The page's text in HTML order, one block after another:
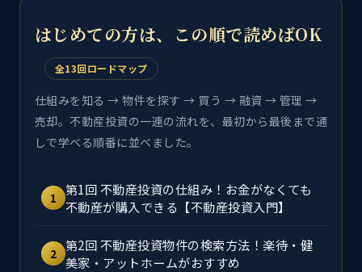
はじめての方は、この順で読めばOK
全13回ロードマップ
仕組みを知る → 物件を探す → 買う → 融資 → 管理 →
売却。不動産投資の一連の流れを、最初から最後まで通
しで学べる順番に並べました。
1 第1回 不動産投資の仕組み！お金がなくても
不動産が購入できる【不動産投資入門】
2 第2回 不動産投資物件の検索方法！楽待・健
美家・アットホームがおすすめ